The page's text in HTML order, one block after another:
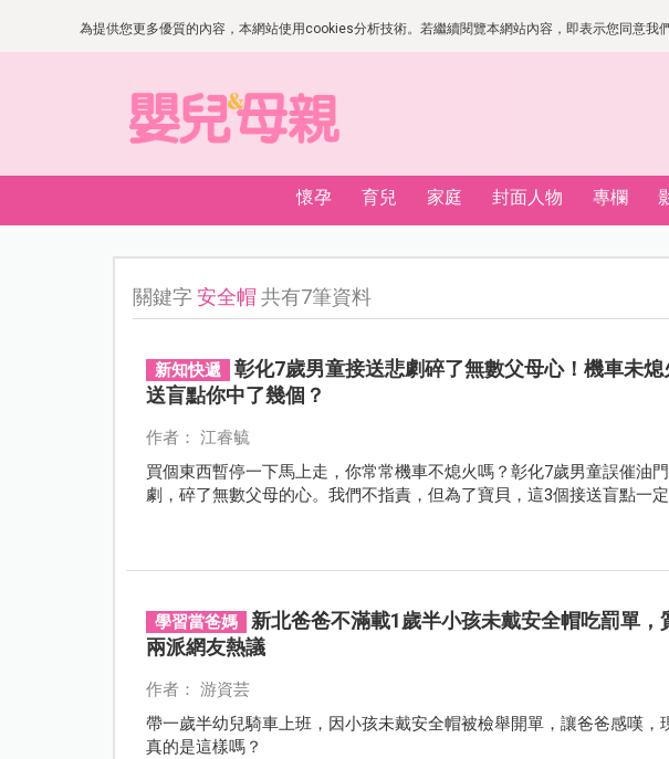
為提供您更多優質的內容，本網站使用cookies分析技術。若繼續閱覽本網站內容，即表示您同意
懷孕 育兒 家庭 封面人物 專欄
關鍵字安全帽 共有7筆資料
新知快遞
彰化7歲男童接送悲劇碎了無數父母心！機車未
送盲點你中了幾個？
作者： 江睿毓
買個東西暫停一下馬上走，你常常機車不熄火嗎？彰化7歲男童誤催油
劇，碎了無數父母的心。我們不指責，但為了寶貝，這3個接送盲點一定
學習當爸媽
新北爸爸不滿載1歲半小孩未戴安全帽吃罰單
兩派網友熱議
作者： 游資芸
帶一歲半幼兒騎車上班，因小孩未戴安全帽被檢舉開單，讓爸爸感嘆，
真的是這樣嗎？